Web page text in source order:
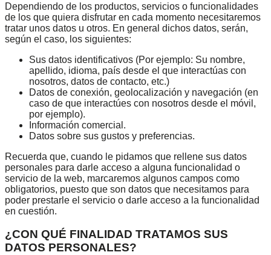
Dependiendo de los productos, servicios o funcionalidades
de los que quiera disfrutar en cada momento necesitaremos
tratar unos datos u otros. En general dichos datos, serán,
según el caso, los siguientes:
Sus datos identificativos (Por ejemplo: Su nombre,
apellido, idioma, país desde el que interactúas con
nosotros, datos de contacto, etc.)
Datos de conexión, geolocalización y navegación (en
caso de que interactúes con nosotros desde el móvil,
por ejemplo).
Información comercial.
Datos sobre sus gustos y preferencias.
Recuerda que, cuando le pidamos que rellene sus datos
personales para darle acceso a alguna funcionalidad o
servicio de la web, marcaremos algunos campos como
obligatorios, puesto que son datos que necesitamos para
poder prestarle el servicio o darle acceso a la funcionalidad
en cuestión.
¿CON QUÉ FINALIDAD TRATAMOS SUS
DATOS PERSONALES?